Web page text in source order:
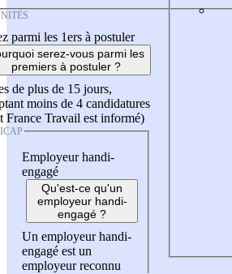
parmi les 1ers à postuler
serez-vous parmi les
premiers à postuler ?
de plus de 15 jours,
moins de 4 candidatures
France Travail est informé)
Employeur handi-
engagé
Qu'est-ce qu'un
employeur handi-
engagé ?
Un employeur handi-
engagé est un
employeur reconnu